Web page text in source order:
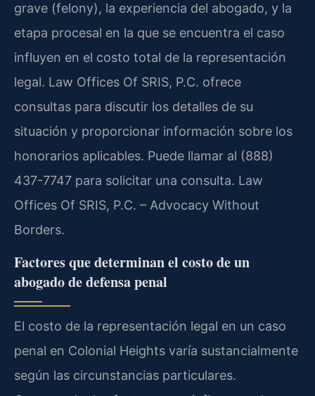
grave (felony), la experiencia del abogado, y la
etapa procesal en la que se encuentra el caso
influyen en el costo total de la representación
legal. Law Offices Of SRIS, P.C. ofrece
consultas para discutir los detalles de su
situación y proporcionar información sobre los
honorarios aplicables. Puede llamar al (888)
437-7747 para solicitar una consulta. Law
Offices Of SRIS, P.C. – Advocacy Without
Borders.
Factores que determinan el costo de un
abogado de defensa penal
El costo de la representación legal en un caso
penal en Colonial Heights varía sustancialmente
según las circunstancias particulares.